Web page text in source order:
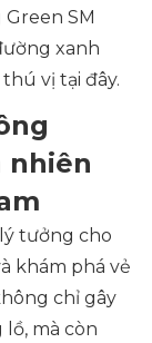
SM
xanh
vị tại đây.
nhiên
tưởng cho
khám phá vẻ
chỉ gây
mà còn